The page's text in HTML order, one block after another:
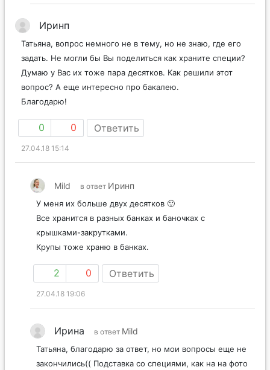
Иринп
Татьяна, вопрос немного не в тему, но не знаю, где его
задать. Не могли бы Вы поделиться как храните специи?
Думаю у Вас их тоже пара десятков. Как решили этот
вопрос? А еще интересно про бакалею.
Благодарю!
0 0 Ответить
27.04.18 15:14
Mild в ответ Иринп
У меня их больше двух десятков 🙂
Все хранится в разных банках и баночках с
крышками-закрутками.
Крупы тоже храню в банках.
2 0 Ответить
27.04.18 19:06
Ирина в ответ Mild
Татьяна, благодарю за ответ, но мои вопросы еще не
закончились(( Подставка со специями, как на на фото